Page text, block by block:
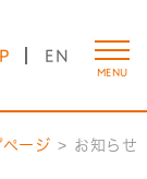
EN
MENU
ページ お知らせ